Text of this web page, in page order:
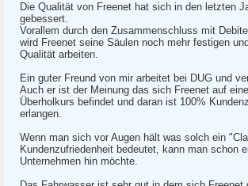
Die Qualität von Freenet hat sich in den letzten
gebessert.
Vorallem durch den Zusammenschluss mit
wird Freenet seine Säulen noch mehr festigen
Qualität arbeiten.
Ein guter Freund von mir arbeitet bei DUG und
Auch er ist der Meinung das sich Freenet auf
Überholkurs befindet und daran ist 100%
erlangen.
Wenn man sich vor Augen hält was solch ein
Kundenzufriedenheit bedeutet, kann man schon
Unternehmen hin möchte.